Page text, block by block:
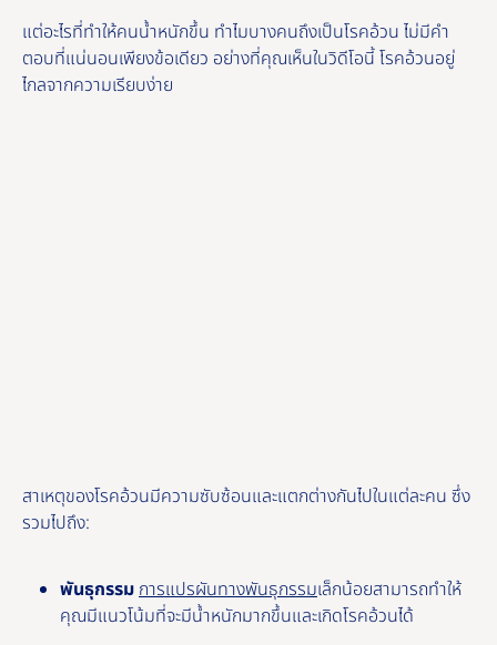
แต่อะไรที่ทําให้คนน้ำหนักขึ้น ทําไมบางคนถึงเป็นโรคอ้วน ไม่มีคำ
ตอบที่แน่นอนเพียงข้อเดียว อย่างที่คุณเห็นในวิดีโอนี้ โรคอ้วนอยู่
ไกลจากความเรียบง่าย
สาเหตุของโรคอ้วนมีความซับซ้อนและแตกต่างกันไปในแต่ละคน ซึ่ง
รวมไปถึง:
พันธุกรรมการแปรผันทางพันธุกรรมเล็กน้อยสามารถทําให้
คุณมีแนวโน้มที่จะมีน้ำหนักมากขึ้นและเกิดโรคอ้วนได้